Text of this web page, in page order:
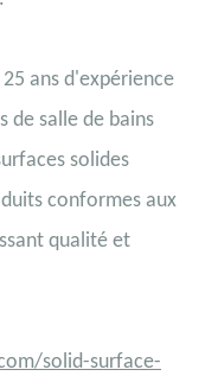
ans d'expérience
de salle de bains
solides
conformes aux
qualité et
solid-surface-